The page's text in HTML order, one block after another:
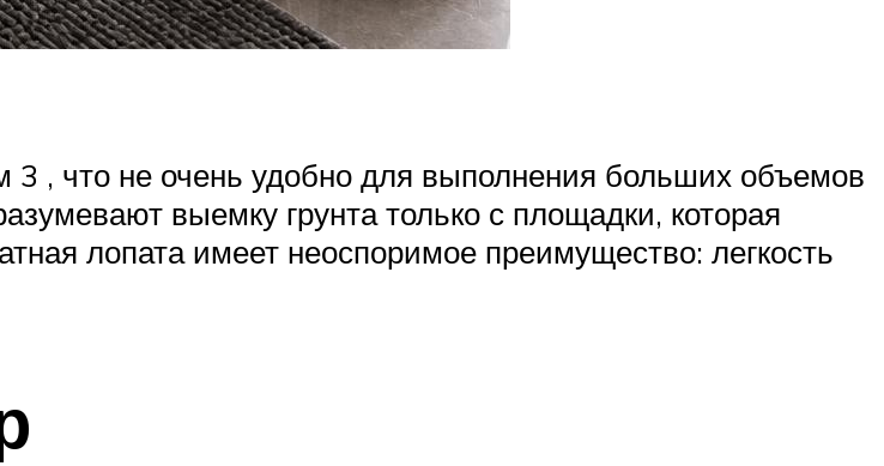
, что не очень удобно для выполнения больших объемов
выемку грунта только с площадки, которая
лопата имеет неоспоримое преимущество: легкость